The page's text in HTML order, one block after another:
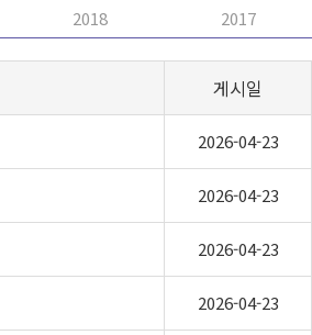
2018 2017
게시일
2026-04-23
2026-04-23
2026-04-23
2026-04-23